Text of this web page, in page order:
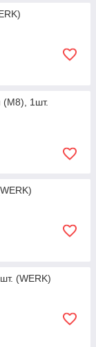
1шт.
(WERK)